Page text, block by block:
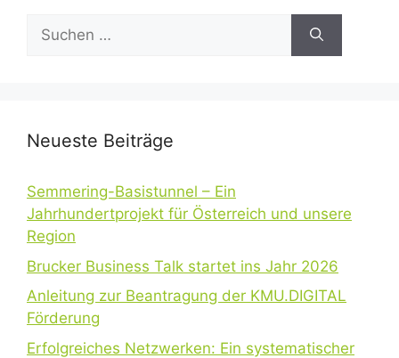
Suchen
nach:
Neueste Beiträge
Semmering-Basistunnel – Ein
Jahrhundertprojekt für Österreich und unsere
Region
Brucker Business Talk startet ins Jahr 2026
Anleitung zur Beantragung der KMU.DIGITAL
Förderung
Erfolgreiches Netzwerken: Ein systematischer